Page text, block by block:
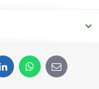
LinkedInWhatsApp
E-
mail